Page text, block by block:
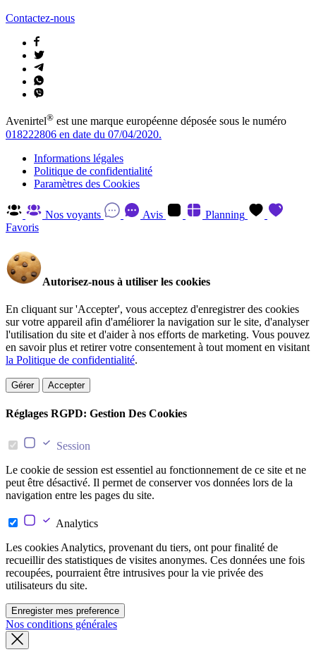
Contactez-nous
Avenirtel® est une marque européenne déposée sous le numéro
018222806 en date du 07/04/2020.
Informations légales
Politique de confidentialité
Paramètres des Cookies
Nos voyants Avis
Planning
Favoris
Autorisez-nous à utiliser les cookies
En cliquant sur 'Accepter', vous acceptez d'enregistrer des cookies
sur votre appareil afin d'améliorer la navigation sur le site, d'analyser
l'utilisation du site et d'aider à nos efforts de marketing. Vous pouvez
en savoir plus et retirer votre consentement à tout moment en visitant
la Politique de confidentialité.
Gérer Accepter
Réglages RGPD: Gestion Des Cookies
Session
Le cookie de session est essentiel au fonctionnement de ce site et ne
peut être désactivé. Il permet de conserver vos données lors de la
navigation entre les pages du site.
Analytics
Les cookies Analytics, provenant du tiers, ont pour finalité de
recueillir des statistiques de visites anonymes. Ces données une fois
recoupées, pourraient être intrusives pour la vie privée des
utilisateurs du site.
Enregister mes preference
Nos conditions générales